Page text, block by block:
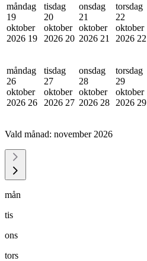
måndag
19
oktober
2026 19
tisdag
20
oktober
2026 20
onsdag
21
oktober
2026 21
torsdag
22
oktober
2026 22
måndag
26
oktober
2026 26
tisdag
27
oktober
2026 27
onsdag
28
oktober
2026 28
torsdag
29
oktober
2026 29
Vald månad: november 2026
mån
tis
ons
tors